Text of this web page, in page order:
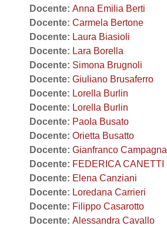
Docente: Anna Emilia Berti
Docente: Carmela Bertone
Docente: Laura Biasioli
Docente: Lara Borella
Docente: Simona Brugnoli
Docente: Giuliano Brusaferro
Docente: Lorella Burlin
Docente: Lorella Burlin
Docente: Paola Busato
Docente: Orietta Busatto
Docente: Gianfranco Campagna
Docente: FEDERICA CANETTI
Docente: Elena Canziani
Docente: Loredana Carrieri
Docente: Filippo Casarotto
Docente: Alessandra Cavallo